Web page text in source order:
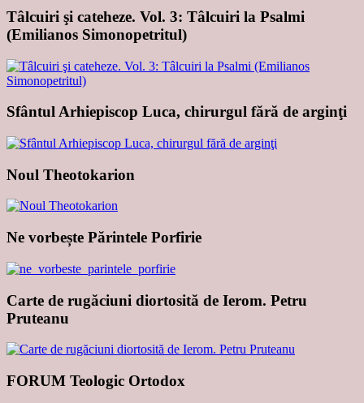
Tâlcuiri şi cateheze. Vol. 3: Tâlcuiri la Psalmi
(Emilianos Simonopetritul)
Sfântul Arhiepiscop Luca, chirurgul fără de arginţi
Noul Theotokarion
Ne vorbește Părintele Porfirie
Carte de rugăciuni diortosită de Ierom. Petru
Pruteanu
FORUM Teologic Ortodox